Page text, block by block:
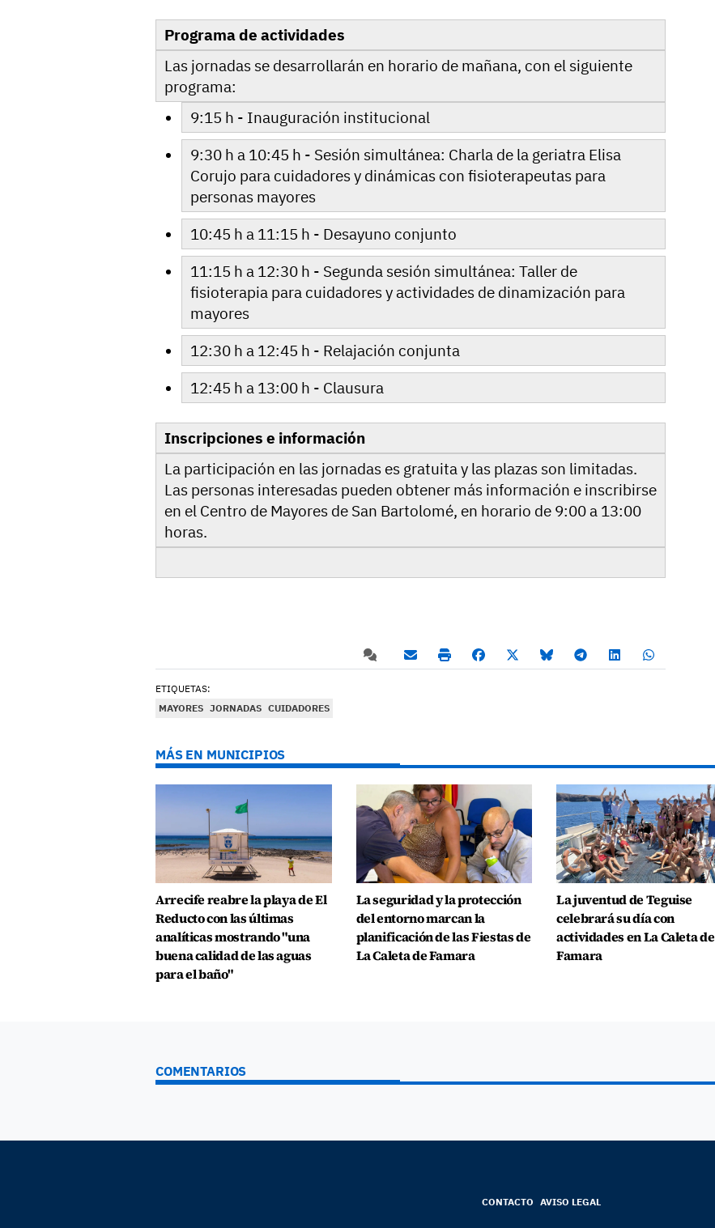
Programa de actividades
Las jornadas se desarrollarán en horario de mañana, con el siguiente
programa:
9:15 h - Inauguración institucional
9:30 h a 10:45 h - Sesión simultánea: Charla de la geriatra Elisa
Corujo para cuidadores y dinámicas con fisioterapeutas para
personas mayores
10:45 h a 11:15 h - Desayuno conjunto
11:15 h a 12:30 h - Segunda sesión simultánea: Taller de
fisioterapia para cuidadores y actividades de dinamización para
mayores
12:30 h a 12:45 h - Relajación conjunta
12:45 h a 13:00 h - Clausura
Inscripciones e información
La participación en las jornadas es gratuita y las plazas son limitadas.
Las personas interesadas pueden obtener más información e inscribirse
en el Centro de Mayores de San Bartolomé, en horario de 9:00 a 13:00
horas.
ETIQUETAS:
MAYORES JORNADAS CUIDADORES
MÁS EN MUNICIPIOS
Arrecife reabre la playa de El
Reducto con las últimas
analíticas mostrando "una
buena calidad de las aguas
para el baño"
La seguridad y la protección
del entorno marcan la
planificación de las Fiestas de
La Caleta de Famara
La juventud de Teguise
celebrará su día con
actividades en La Caleta de
Famara
COMENTARIOS
CONTACTO AVISO LEGAL